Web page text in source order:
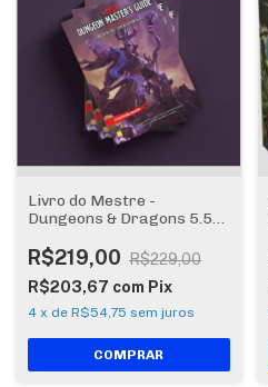
Livro do Mestre -
Dungeons & Dragons 5.5
R$219,00 R$229,00
R$203,67 com Pix
4 x de R$54,75 sem juros